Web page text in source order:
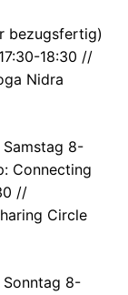
bezugsfertig)
18:30 //
Nidra
8-
Connecting
//
Circle
8-